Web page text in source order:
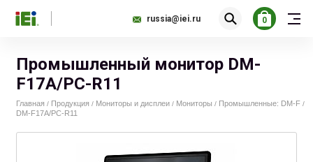
russia@iei.ru 0
Промышленный монитор DM-
F17A/PC-R11
Главная / Продукция / Мониторы и дисплеи / Мониторы / Промышленные: DM-F /
DM-F17A/PC-R11